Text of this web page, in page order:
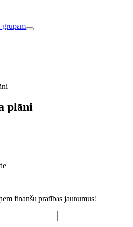
grupām
plāni
finanšu pratības jaunumus!